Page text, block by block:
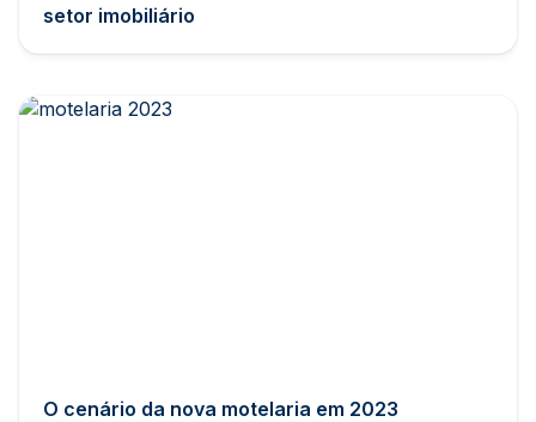
setor imobiliário
O cenário da nova motelaria em 2023